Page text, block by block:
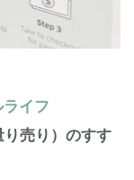
イフ
売り）のすす